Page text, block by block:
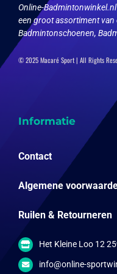
Online-
een groot assortiment van
Badmintonschoenen,
© 2025 Macaré Sport | All Rights
Informatie
Contact
Algemene
Ruilen & Retourneren
Het Kleine Loo 12
info@online-